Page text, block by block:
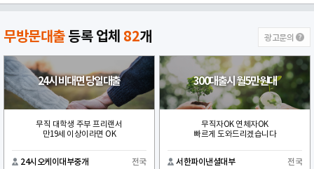
무방문대출등록 업체 82개 광고문의
24시 비대면 당일대출
무직 대학생 주부 프리랜서
만19세 이상이라면 OK
24시오케이대부중개 전국
300대출시 월5만원대
무직자OK 연체자OK
빠르게 도와드리겠습니다
서한파이낸셜대부 전국